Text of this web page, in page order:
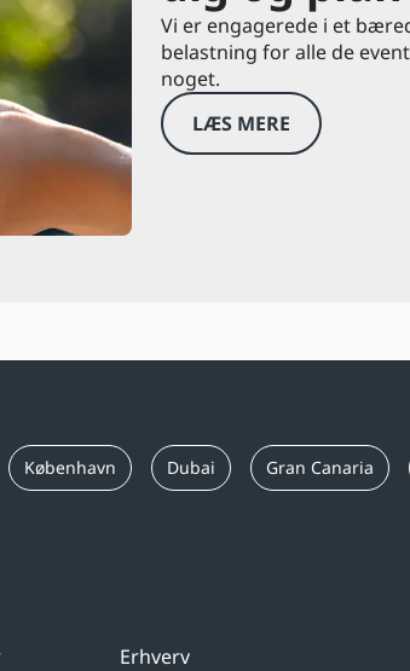
Vi er engagerede i et
belastning for alle de
noget.
LÆS MERE
København Dubai Gran Canaria
Erhverv